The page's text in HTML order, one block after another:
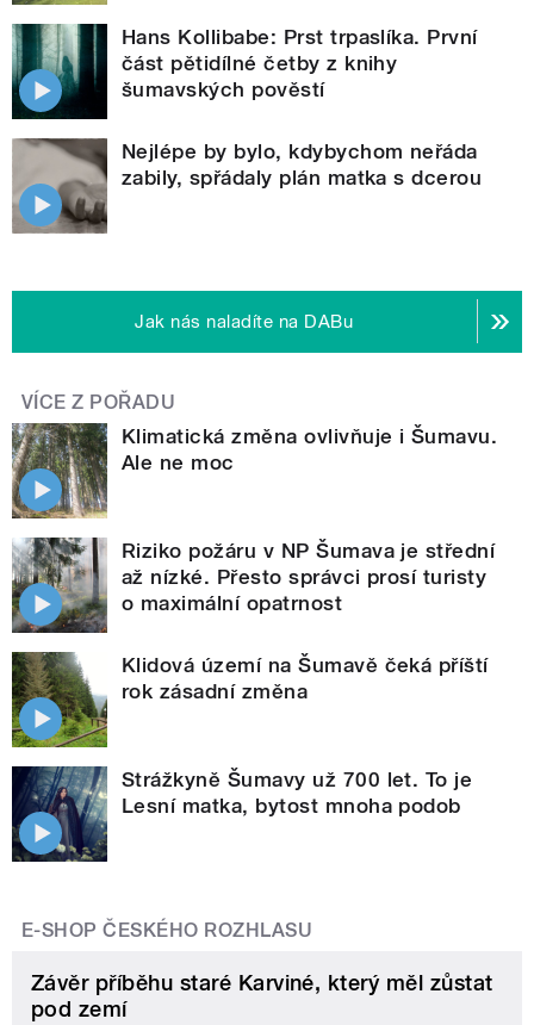
Hans Kollibabe: Prst trpaslíka. První
část pětidílné četby z knihy
šumavských pověstí
Nejlépe by bylo, kdybychom neřáda
zabily, spřádaly plán matka s dcerou
Jak nás naladíte na DABu
VÍCE Z POŘADU
Klimatická změna ovlivňuje i Šumavu.
Ale ne moc
Riziko požáru v NP Šumava je střední
až nízké. Přesto správci prosí turisty
o maximální opatrnost
Klidová území na Šumavě čeká příští
rok zásadní změna
Strážkyně Šumavy už 700 let. To je
Lesní matka, bytost mnoha podob
E-SHOP ČESKÉHO ROZHLASU
Závěr příběhu staré Karviné, který měl zůstat
pod zemí